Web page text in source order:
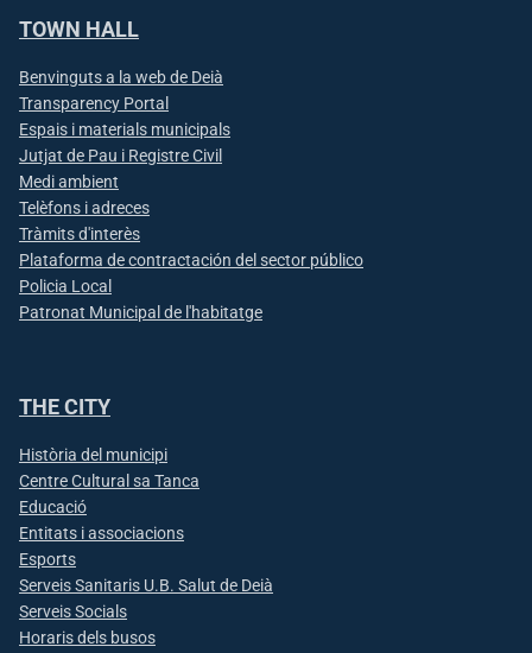
TOWN HALL
Benvinguts a la web de Deià
Transparency Portal
Espais i materials municipals
Jutjat de Pau i Registre Civil
Medi ambient
Telèfons i adreces
Tràmits d'interès
Plataforma de contractación del sector público
Policia Local
Patronat Municipal de l'habitatge
THE CITY
Història del municipi
Centre Cultural sa Tanca
Educació
Entitats i associacions
Esports
Serveis Sanitaris U.B. Salut de Deià
Serveis Socials
Horaris dels busos